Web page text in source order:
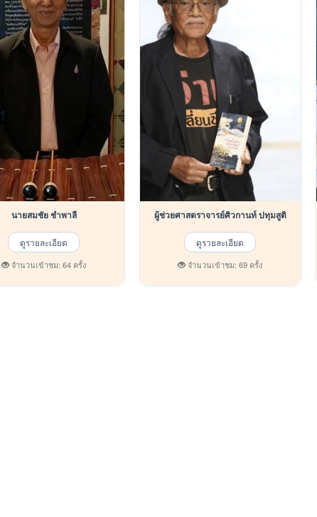
นายสมชัย ชำพาลี
ดูรายละเอียด
จำนวนเข้าชม: 64 ครั้ง
ผู้ช่วยศาสตราจารย์ศิวกานท์ ปทุมสูติ
ดูรายละเอียด
จำนวนเข้าชม: 69 ครั้ง